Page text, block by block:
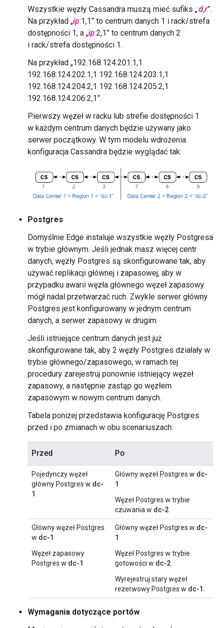
Wszystkie węzły Cassandra muszą mieć sufiks „:d,r”.
Na przykład „ip:1,1” to centrum danych 1 i rack/strefa
dostępności 1, a „ip:2,1” to centrum danych 2
i rack/strefa dostępności 1.
Na przykład „192.168.124.201:1,1
192.168.124.202:1,1 192.168.124.203:1,1
192.168.124.204:2,1 192.168.124.205:2,1
192.168.124.206:2,1”.
Pierwszy węzeł w racku lub strefie dostępności 1
w każdym centrum danych będzie używany jako
serwer początkowy. W tym modelu wdrożenia
konfiguracja Cassandra będzie wyglądać tak:
Postgres
Domyślnie Edge instaluje wszystkie węzły Postgresa
w trybie głównym. Jeśli jednak masz więcej centr
danych, węzły Postgres są skonfigurowane tak, aby
używać replikacji głównej i zapasowej, aby w
przypadku awarii węzła głównego węzeł zapasowy
mógł nadal przetwarzać ruch. Zwykle serwer główny
Postgres jest konfigurowany w jednym centrum
danych, a serwer zapasowy w drugim.
Jeśli istniejące centrum danych jest już
skonfigurowane tak, aby 2 węzły Postgres działały w
trybie głównego/zapasowego, w ramach tej
procedury zarejestruj ponownie istniejący węzeł
zapasowy, a następnie zastąp go węzłem
zapasowym w nowym centrum danych.
Tabela poniżej przedstawia konfigurację Postgres
przed i po zmianach w obu scenariuszach:
Przed Po
Pojedynczy węzeł
główny Postgres w dc-
1
Główny węzeł Postgres w dc-
1
Węzeł Postgres w trybie
czuwania w dc-2
Główny węzeł Postgres
w dc-1
Węzeł zapasowy
Postgres w dc-1
Główny węzeł Postgres w dc-
1
Węzeł Postgres w trybie
gotowości w dc-2
Wyrejestruj stary węzeł
rezerwowy Postgres w dc-1
Wymagania dotyczące portów